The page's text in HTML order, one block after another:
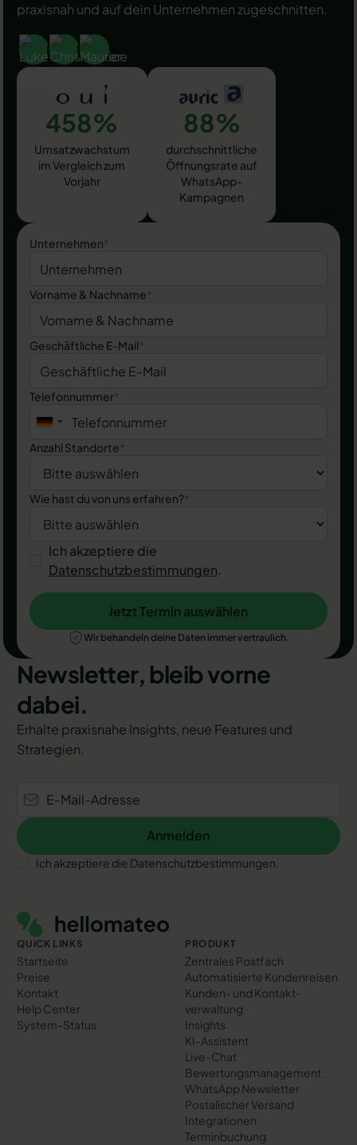
praxisnah und auf dein Unternehmen zugeschnitten.
458%
Umsatzwachstum
im Vergleich zum
Vorjahr
88%
durchschnittliche
Öffnungsrate auf
WhatsApp-
Kampagnen
Unternehmen*
Vorname & Nachname*
Geschäftliche E-Mail*
Telefonnummer*
Anzahl Standorte*
Wie hast du von uns erfahren?*
Ich akzeptiere die
Datenschutzbestimmungen.
Jetzt Termin auswählen
Jetzt Termin auswählen
Wir behandeln deine Daten immer vertraulich.
Newsletter, bleib vorne
dabei.
Erhalte praxisnahe Insights, neue Features und
Strategien.
Anmelden
Anmelden
Ich akzeptiere die Datenschutzbestimmungen.
QUICK LINKS
Startseite
Preise
Kontakt
Help Center
System-Status
PRODUKT
Zentrales Postfach
Automatisierte Kundenreisen
Kunden- und Kontakt­
verwaltung
Insights
KI-Assistent
Live-Chat
Bewertungs­management
WhatsApp Newsletter
Postalischer Versand
Integrationen
Terminbuchung